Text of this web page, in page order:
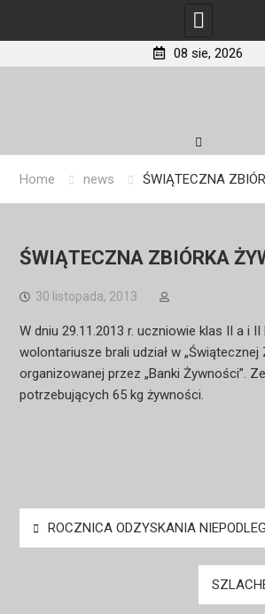
08 sie, 2026
Home news ŚWIĄTECZNA
ŚWIĄTECZNA ZBIÓRKA
30 listopada, 2013
W dniu 29.11.2013 r. uczniowie klas II a i II
wolontariusze brali udział w „Świątecznej
organizowanej przez „Banki Żywności”.
potrzebujących 65 kg żywności.
Nawigacja
wpisu
ROCZNICA ODZYSKANIA